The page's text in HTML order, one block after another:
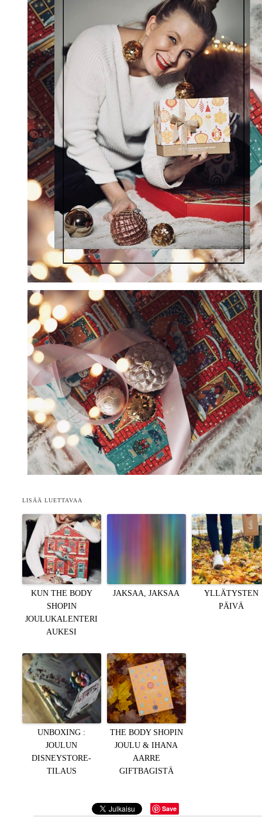
LISÄÄ LUETTAVAA
KUN THE BODY
SHOPIN
JOULUKALENTERI
AUKESI
JAKSAA, JAKSAA
YLLÄTYSTEN
PÄIVÄ
UNBOXING :
JOULUN
DISNEYSTORE-
TILAUS
THE BODY SHOPIN
JOULU & IHANA
AARRE
GIFTBAGISTÄ
Save